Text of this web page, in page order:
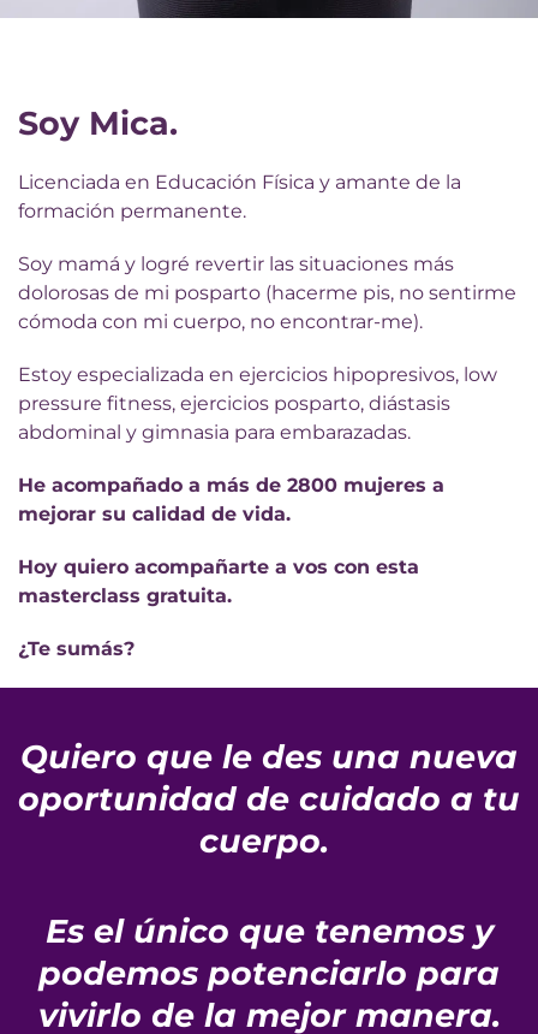
Soy Mica.
Licenciada en Educación Física y amante de la
formación permanente.
Soy mamá y logré revertir las situaciones más
dolorosas de mi posparto (hacerme pis, no sentirme
cómoda con mi cuerpo, no encontrar-me).
Estoy especializada en ejercicios hipopresivos, low
pressure fitness, ejercicios posparto, diástasis
abdominal y gimnasia para embarazadas.
He acompañado a más de 2800 mujeres a
mejorar su calidad de vida.
Hoy quiero acompañarte a vos con esta
masterclass gratuita.
¿Te sumás?
Quiero que le des una nueva
oportunidad de cuidado a tu
cuerpo.
Es el único que tenemos y
podemos potenciarlo para
vivirlo de la mejor manera.